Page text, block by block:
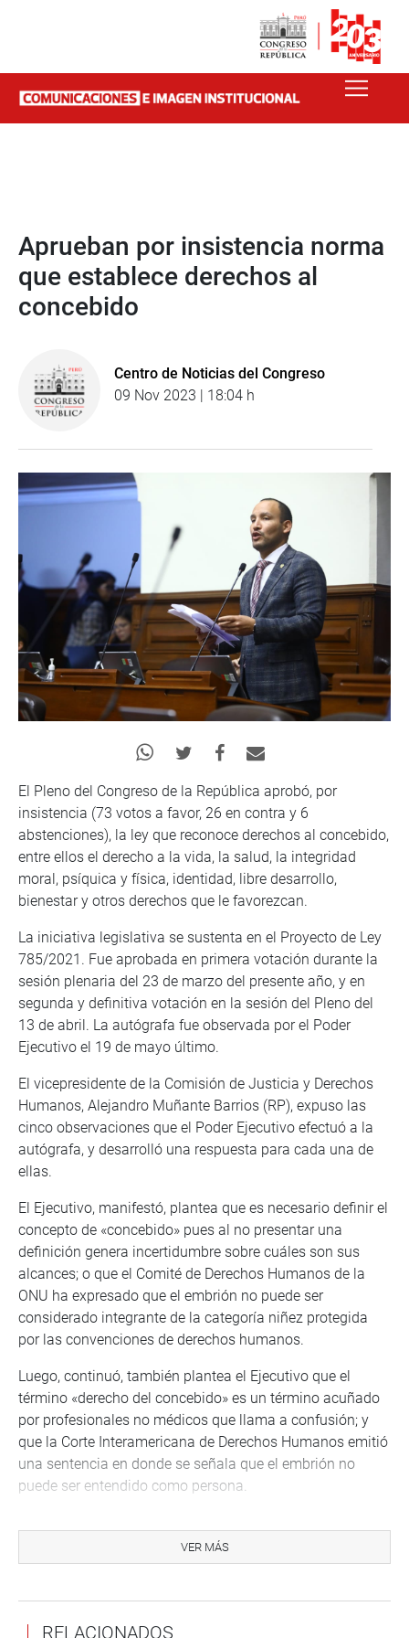
Aprueban por insistencia norma
que establece derechos al
concebido
Centro de Noticias del Congreso
09 Nov 2023 | 18:04 h
El Pleno del Congreso de la República aprobó, por
insistencia (73 votos a favor, 26 en contra y 6
abstenciones), la ley que reconoce derechos al concebido,
entre ellos el derecho a la vida, la salud, la integridad
moral, psíquica y física, identidad, libre desarrollo,
bienestar y otros derechos que le favorezcan.
La iniciativa legislativa se sustenta en el Proyecto de Ley
785/2021. Fue aprobada en primera votación durante la
sesión plenaria del 23 de marzo del presente año, y en
segunda y definitiva votación en la sesión del Pleno del
13 de abril. La autógrafa fue observada por el Poder
Ejecutivo el 19 de mayo último.
El vicepresidente de la Comisión de Justicia y Derechos
Humanos, Alejandro Muñante Barrios (RP), expuso las
cinco observaciones que el Poder Ejecutivo efectuó a la
autógrafa, y desarrolló una respuesta para cada una de
ellas.
El Ejecutivo, manifestó, plantea que es necesario definir el
concepto de «concebido» pues al no presentar una
definición genera incertidumbre sobre cuáles son sus
alcances; o que el Comité de Derechos Humanos de la
ONU ha expresado que el embrión no puede ser
considerado integrante de la categoría niñez protegida
por las convenciones de derechos humanos.
Luego, continuó, también plantea el Ejecutivo que el
término «derecho del concebido» es un término acuñado
por profesionales no médicos que llama a confusión; y
que la Corte Interamericana de Derechos Humanos emitió
una sentencia en donde se señala que el embrión no
puede ser entendido como persona.
observaciones e insistió en el contenido de la autógrafa.
que plantea que el derecho a la integridad moral, psíquica
y física, así como el derecho a la identidad y el derecho al
VER MÁS
RELACIONADOS